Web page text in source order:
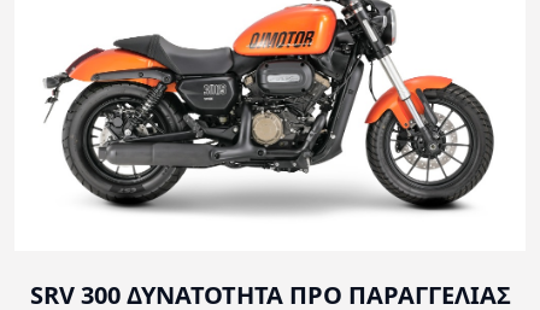
SRV 300 ΔΥΝΑΤΟΤΗΤΑ ΠΡΟ ΠΑΡΑΓΓΕΛΙΑΣ